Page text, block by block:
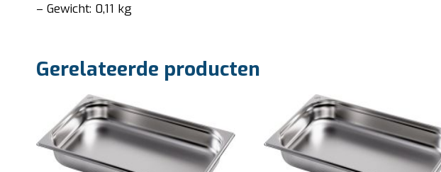
– Gewicht: 0,11 kg
Gerelateerde producten